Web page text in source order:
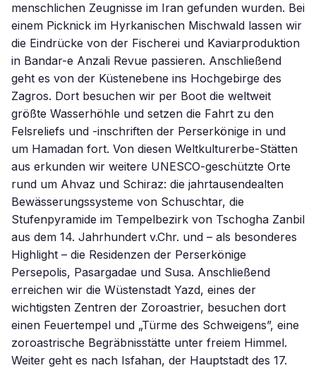
menschlichen Zeugnisse im Iran gefunden wurden. Bei
einem Picknick im Hyrkanischen Mischwald lassen wir
die Eindrücke von der Fischerei und Kaviarproduktion
in Bandar-e Anzali Revue passieren. Anschließend
geht es von der Küstenebene ins Hochgebirge des
Zagros. Dort besuchen wir per Boot die weltweit
größte Wasserhöhle und setzen die Fahrt zu den
Felsreliefs und -inschriften der Perserkönige in und
um Hamadan fort. Von diesen Weltkulturerbe-Stätten
aus erkunden wir weitere UNESCO-geschützte Orte
rund um Ahvaz und Schiraz: die jahrtausendealten
Bewässerungssysteme von Schuschtar, die
Stufenpyramide im Tempelbezirk von Tschogha Zanbil
aus dem 14. Jahrhundert v.Chr. und – als besonderes
Highlight – die Residenzen der Perserkönige
Persepolis, Pasargadae und Susa. Anschließend
erreichen wir die Wüstenstadt Yazd, eines der
wichtigsten Zentren der Zoroastrier, besuchen dort
einen Feuertempel und „Türme des Schweigens”, eine
zoroastrische Begräbnisstätte unter freiem Himmel.
Weiter geht es nach Isfahan, der Hauptstadt des 17.